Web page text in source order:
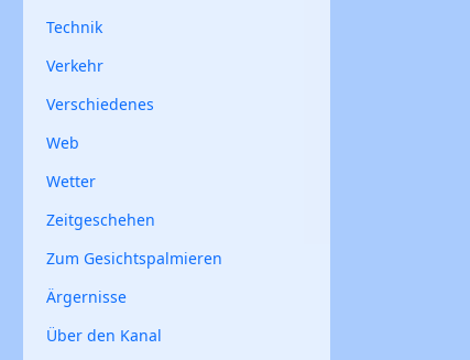
Technik
Verkehr
Verschiedenes
Web
Wetter
Zeitgeschehen
Zum Gesichtspalmieren
Ärgernisse
Über den Kanal